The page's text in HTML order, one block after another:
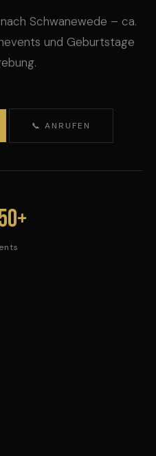
Schwanewede – ca.
und Geburtstage
📞 ANRUFEN